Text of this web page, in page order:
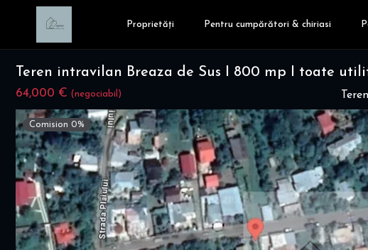
Proprietăți Pentru cumpărători & chiriasi
Teren intravilan Breaza de Sus I 800 mp I toate
64,000 € (negociabil)
Comision 0%